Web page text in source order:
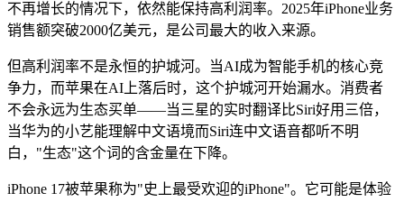
不再增长的情况下，依然能保持高利润率。2025年iPhone业务
销售额突破2000亿美元，是公司最大的收入来源。
但高利润率不是永恒的护城河。当AI成为智能手机的核心竞
争力，而苹果在AI上落后时，这个护城河开始漏水。消费者
不会永远为生态买单——当三星的实时翻译比Siri好用三倍，
当华为的小艺能理解中文语境而Siri连中文语音都听不明
白，"生态"这个词的含金量在下降。
iPhone 17被苹果称为"史上最受欢迎的iPhone"。它可能是体验